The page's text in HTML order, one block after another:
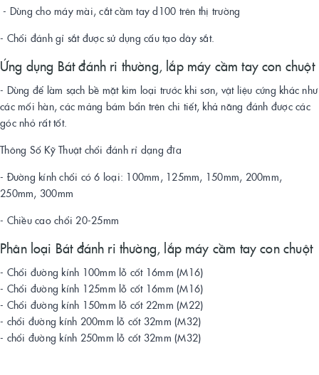
- Dùng cho máy mài, cắt cầm tay d100 trên thị trường
- Chổi đánh gỉ sắt được sử dụng cấu tạo dây sắt.
Ứng dụng Bát đánh ri thường, lắp máy cầm tay con chuột
- Dùng để làm sạch bề mặt kim loại trước khi sơn, vật liệu cứng khác như
các mối hàn, các mảng bám bẩn trên chi tiết, khả năng đánh được các
góc nhỏ rất tốt.
Thông Số Kỹ Thuật chổi đánh rỉ dạng đĩa
- Đường kính chổi có 6 loại: 100mm, 125mm, 150mm, 200mm,
250mm, 300mm
- Chiều cao chổi 20-25mm
Phân loại Bát đánh ri thường, lắp máy cầm tay con chuột
- Chổi đường kính 100mm lỗ cốt 16mm (M16)
- Chổi đường kính 125mm lỗ cốt 16mm (M16)
- Chổi đường kính 150mm lỗ cốt 22mm (M22)
- chổi đường kính 200mm lỗ cốt 32mm (M32)
- chổi đường kính 250mm lỗ cốt 32mm (M32)